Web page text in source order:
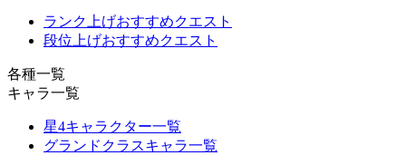
ランク上げおすすめクエスト
段位上げおすすめクエスト
各種一覧
キャラ一覧
星4キャラクター一覧
グランドクラスキャラ一覧